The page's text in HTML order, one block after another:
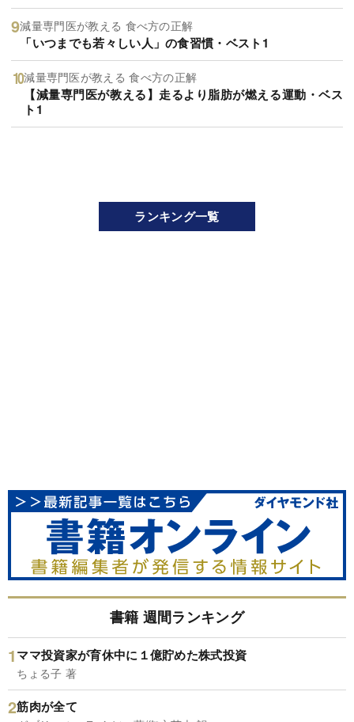
減量専門医が教える 食べ方の正解
「いつまでも若々しい人」の食習慣・ベスト1
減量専門医が教える 食べ方の正解
【減量専門医が教える】走るより脂肪が燃える運動・ベス
ト1
ランキング一覧
書籍 週間ランキング
ママ投資家が育休中に１億貯めた株式投資
ちょる子 著
筋肉が全て